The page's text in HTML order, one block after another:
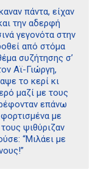
πάντα, είχαν
την αδερφή
γεγονότα στην
από στόμα
συζήτησης σ’
Αϊ-Γιώργη,
το κερί κι
μαζί με τους
επάνω
με
ψιθύριζαν
“Μιλάει με
80